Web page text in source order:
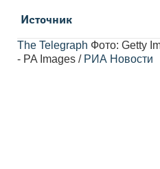
Источник
The Telegraph Фото: Getty
- PA Images / РИА Новости